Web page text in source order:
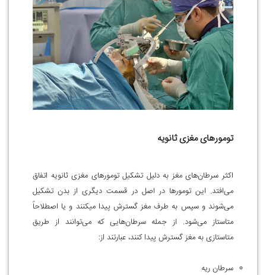
تومورهای مغزی ثانویه
اکثر سرطان‌های مغز به دلیل تشکیل تومورهای مغزی ثانویه اتفاق
می‌افتد. این تومورها در اصل در قسمت دیگری از بدن تشکیل
می‌شوند و سپس به طرف مغز گسترش پیدا میکنند و یا اصطلاحاً
متاستاز می‌شود. از جمله سرطان‌هایی که می‌توانند از طریق
متاستازی به مغز گسترش پیدا کنند، عبارتند از:
سرطان ریه